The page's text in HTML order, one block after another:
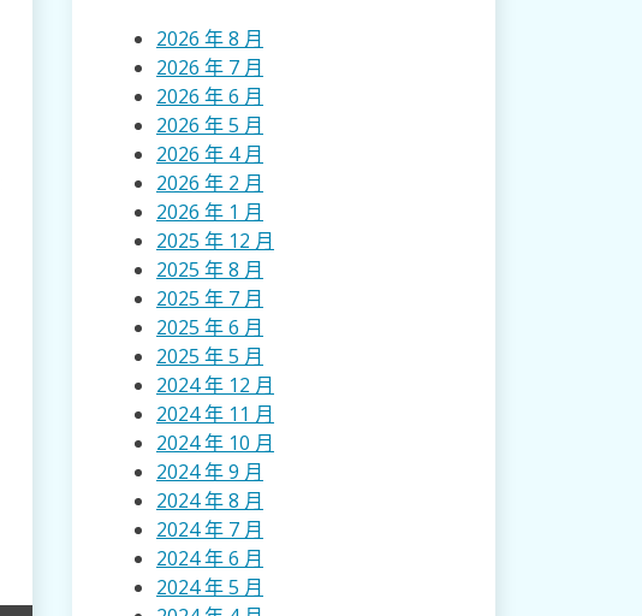
2026 年 8 月
2026 年 7 月
2026 年 6 月
2026 年 5 月
2026 年 4 月
2026 年 2 月
2026 年 1 月
2025 年 12 月
2025 年 8 月
2025 年 7 月
2025 年 6 月
2025 年 5 月
2024 年 12 月
2024 年 11 月
2024 年 10 月
2024 年 9 月
2024 年 8 月
2024 年 7 月
2024 年 6 月
2024 年 5 月